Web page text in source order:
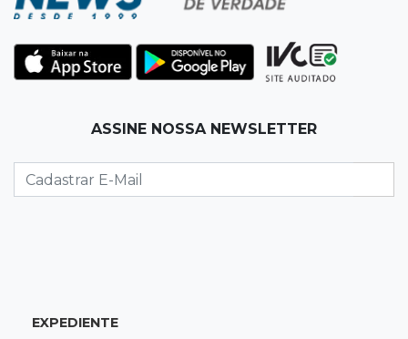
policiais militares
22:42Resumão
Palmeiras e Vasco confirmam vagas nas
Eleitorado aprova teste da urna, mas diz que
colinha será "fundamental"
ASSINE NOSSA NEWSLETTER
EXPEDIENTE